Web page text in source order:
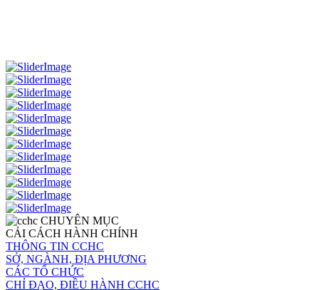
CHUYÊN MỤC
CẢI CÁCH HÀNH CHÍNH
THÔNG TIN CCHC
SỞ, NGÀNH, ĐỊA PHƯƠNG
CÁC TỔ CHỨC
CHỈ ĐẠO, ĐIỀU HÀNH CCHC